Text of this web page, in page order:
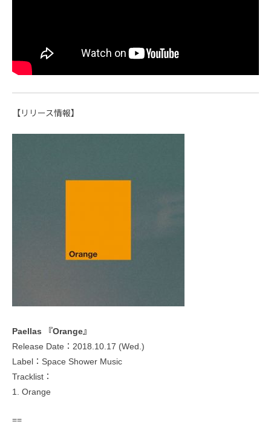
【リリース情報】
Paellas 『Orange』
Release Date：2018.10.17 (Wed.)
Label：Space Shower Music
Tracklist：
1. Orange
==